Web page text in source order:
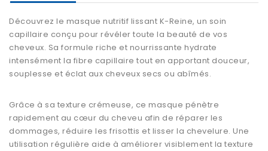
Découvrez le masque nutritif lissant K-Reine, un soin
capillaire conçu pour révéler toute la beauté de vos
cheveux. Sa formule riche et nourrissante hydrate
intensément la fibre capillaire tout en apportant douceur,
souplesse et éclat aux cheveux secs ou abîmés.
Grâce à sa texture crémeuse, ce masque pénètre
rapidement au cœur du cheveu afin de réparer les
dommages, réduire les frisottis et lisser la chevelure. Une
utilisation régulière aide à améliorer visiblement la texture